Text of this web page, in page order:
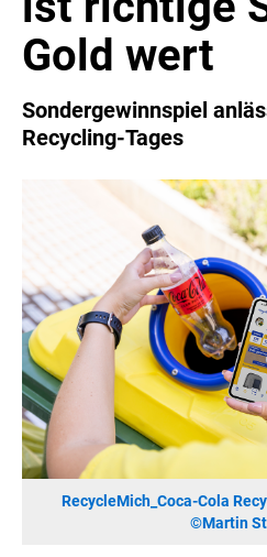
ÖSTERREICHISCHE SPORTHILFE
KESCH
BARFLY'S CLUB
SPORTS MEDIA AUSTRIA
RECYCLEMICH-INITIATIVE
HANNERSBERG
WILHELM-EXNER-MEDAILLEN
ADMIRAL SPORTWETTEN
EWP RECYCLING PFAND ÖSTERREICH
ANNEMARIE CHARITY
IMPERIAL MARKETS
TRÄGERVEREIN EINWEGPFAND
SPECIAL OLYMPICS ÖSTERREICH
Gold wert
Sondergewinnspiel
Recycling-Tages
RecycleMich_Coca-Cola
©Martin